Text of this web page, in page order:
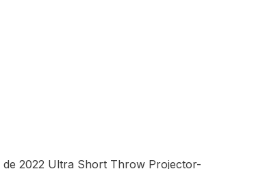
2022 Ultra Short Throw Projector-